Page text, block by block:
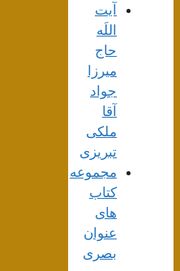
آیت
اللَه
حاج
میرزا
جواد
آقا
ملکی
تبریزی
مجموعه
کتاب
های
عنوان
بصری